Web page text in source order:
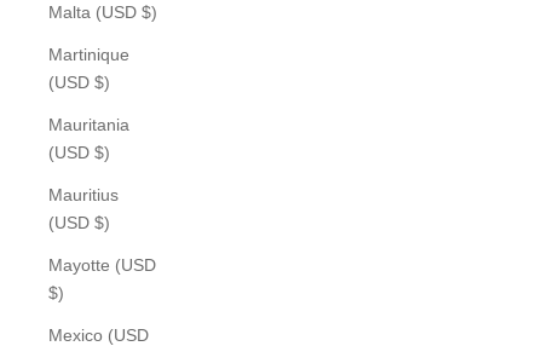
Malta (USD $)
Martinique
(USD $)
Mauritania
(USD $)
Mauritius
(USD $)
Mayotte (USD
$)
Mexico (USD